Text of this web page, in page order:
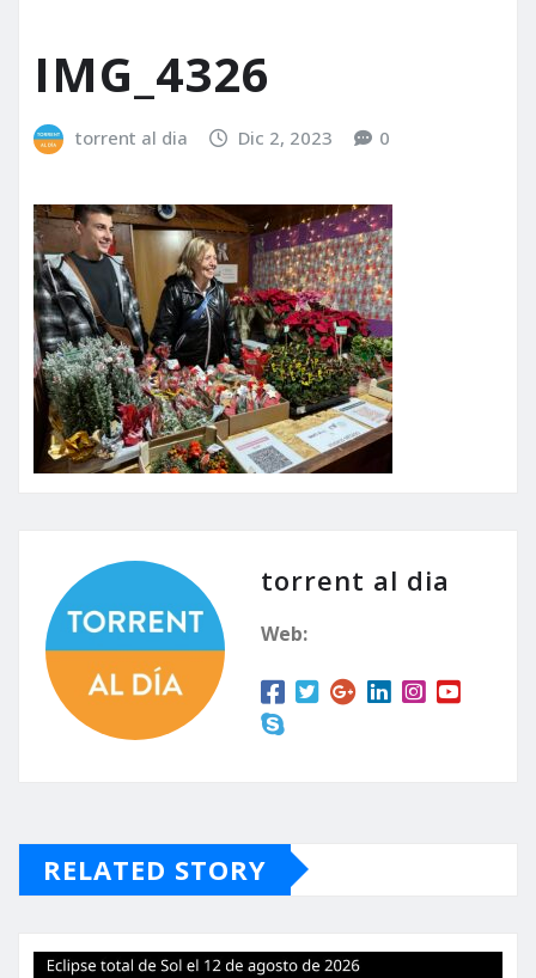
IMG_4326
torrent al dia Dic 2, 2023 0
torrent al dia
Web:
RELATED STORY